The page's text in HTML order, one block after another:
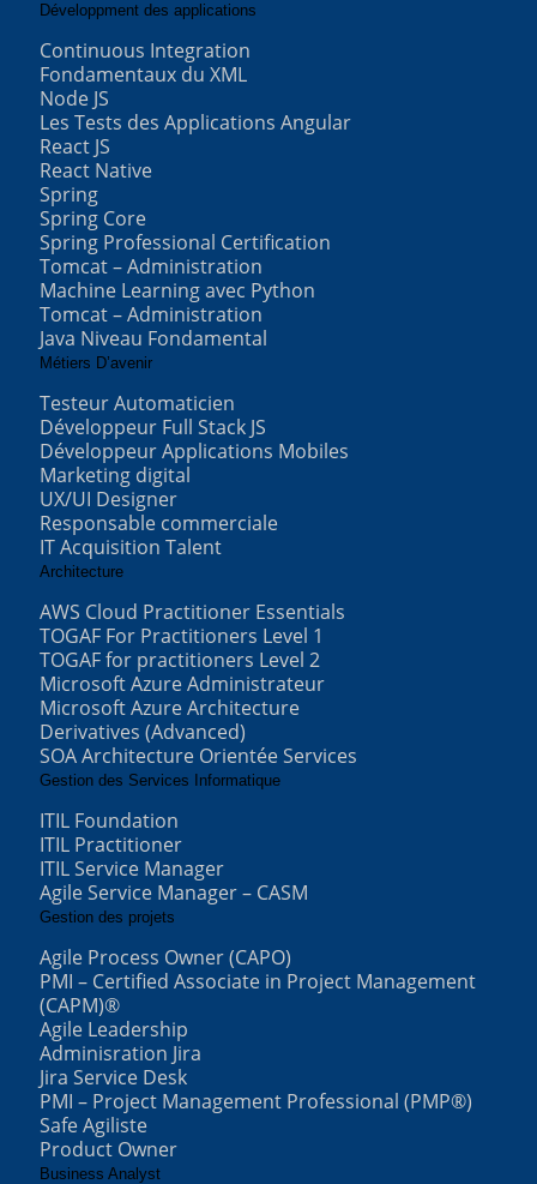
Développment des applications
Continuous Integration
Fondamentaux du XML
Node JS
Les Tests des Applications Angular
React JS
React Native
Spring
Spring Core
Spring Professional Certification
Tomcat – Administration
Machine Learning avec Python
Tomcat – Administration
Java Niveau Fondamental
Métiers D’avenir
Testeur Automaticien
Développeur Full Stack JS
Développeur Applications Mobiles
Marketing digital
UX/UI Designer
Responsable commerciale
IT Acquisition Talent
Architecture
AWS Cloud Practitioner Essentials
TOGAF For Practitioners Level 1
TOGAF for practitioners Level 2
Microsoft Azure Administrateur
Microsoft Azure Architecture
Derivatives (Advanced)
SOA Architecture Orientée Services
Gestion des Services Informatique
ITIL Foundation
ITIL Practitioner
ITIL Service Manager
Agile Service Manager – CASM
Gestion des projets
Agile Process Owner (CAPO)
PMI – Certified Associate in Project Management
(CAPM)®
Agile Leadership
Adminisration Jira
Jira Service Desk
PMI – Project Management Professional (PMP®)
Safe Agiliste
Product Owner
Business Analyst